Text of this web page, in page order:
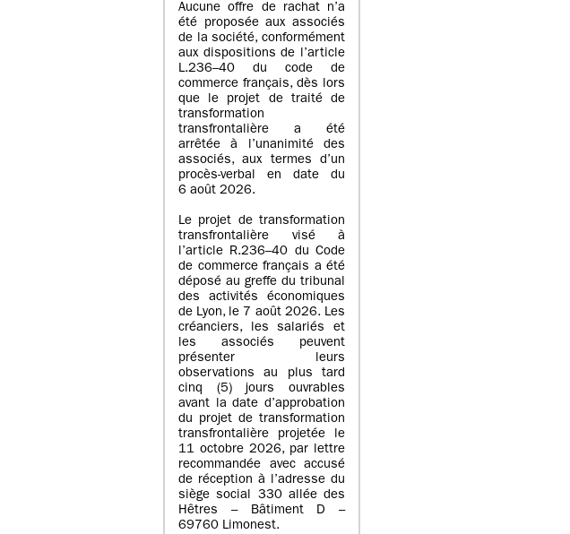
Aucune offre de rachat n’a
été proposée aux associés
de la société, conformément
aux dispositions de l’article
L.236–40 du code de
commerce français, dès lors
que le projet de traité de
transformation
transfrontalière a été
arrêtée à l’unanimité des
associés, aux termes d’un
procès-verbal en date du
6 août 2026.
Le projet de transformation
transfrontalière visé à
l’article R.236–40 du Code
de commerce français a été
déposé au greffe du tribunal
des activités économiques
de Lyon, le 7 août 2026. Les
créanciers, les salariés et
les associés peuvent
présenter leurs
observations au plus tard
cinq (5) jours ouvrables
avant la date d’approbation
du projet de transformation
transfrontalière projetée le
11 octobre 2026, par lettre
recommandée avec accusé
de réception à l’adresse du
siège social 330 allée des
Hêtres – Bâtiment D –
69760 Limonest.